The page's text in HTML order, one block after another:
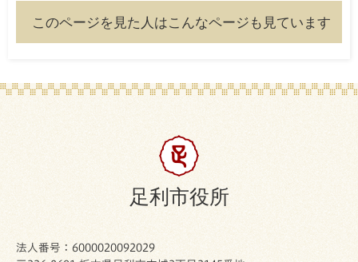
このページを見た人はこんなページも見ています
足利市役所
法人番号：6000020092029